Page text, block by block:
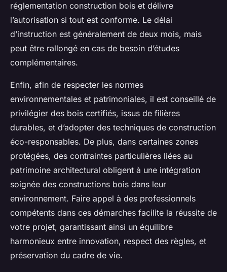
réglementation construction bois et délivre
l’autorisation si tout est conforme. Le délai
d’instruction est généralement de deux mois, mais
peut être rallongé en cas de besoin d’études
complémentaires.
Enfin, afin de respecter les normes
environnementales et patrimoniales, il est conseillé de
privilégier des bois certifiés, issus de filières
durables, et d’adopter des techniques de construction
éco-responsables. De plus, dans certaines zones
protégées, des contraintes particulières liées au
patrimoine architectural obligent à une intégration
soignée des constructions bois dans leur
environnement. Faire appel à des professionnels
compétents dans ces démarches facilite la réussite de
votre projet, garantissant ainsi un équilibre
harmonieux entre innovation, respect des règles, et
préservation du cadre de vie.